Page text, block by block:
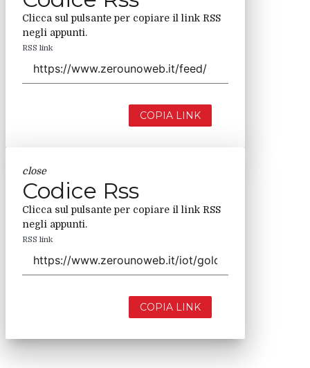
Clicca sul pulsante per copiare il link RSS
negli appunti.
RSS link
COPIA LINK
close
Codice Rss
Clicca sul pulsante per copiare il link RSS
negli appunti.
RSS link
COPIA LINK